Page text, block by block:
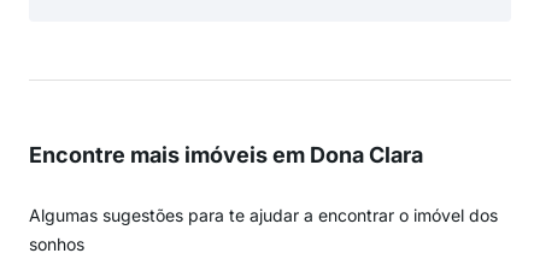
Encontre mais imóveis em Dona Clara
Algumas sugestões para te ajudar a encontrar o imóvel dos
sonhos